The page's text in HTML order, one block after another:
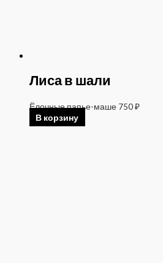
Лиса в шали
Ёлочные папье-маше 750₽
В корзину